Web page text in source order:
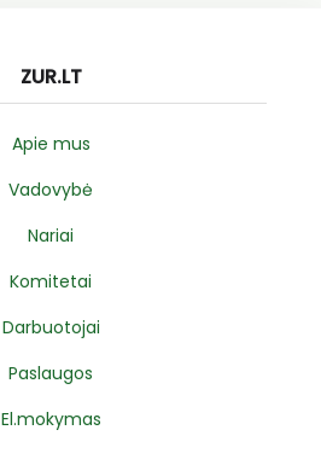
ZUR.LT
Apie mus
Vadovybė
Nariai
Komitetai
Darbuotojai
Paslaugos
El.mokymas